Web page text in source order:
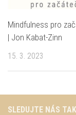
Mindfulness pro
| Jon Kabat-Zinn
15. 3. 2023
SLEDUJTE NÁS